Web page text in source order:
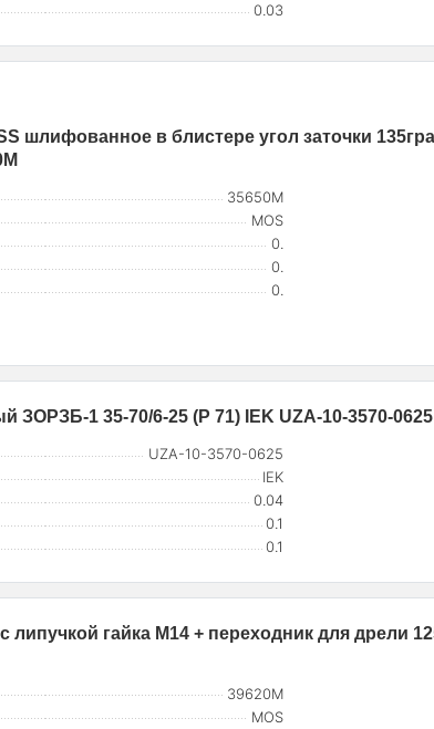
0.03
шлифованное в блистере угол заточки
35650М
MOS
0.
0.
0.
ЗОРЗБ-1 35-70/6-25 (Р 71) IEK UZA-10-3570-0625
UZA-10-3570-0625
IEK
0.04
0.1
0.1
гайка М14 + переходник для дрели
39620М
MOS